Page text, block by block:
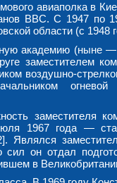
авиаполка в
ВВС. С 1947 по
области (с 1948
академию (ныне
заместителем
воздушно-
заместителя
1967 года —
сил он отдал
в